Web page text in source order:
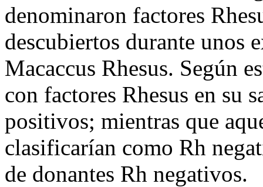
denominaron factores
descubiertos durante unos
Macaccus Rhesus. Según
con factores Rhesus en su
positivos; mientras que
clasificarían como Rh
de donantes Rh negativos.